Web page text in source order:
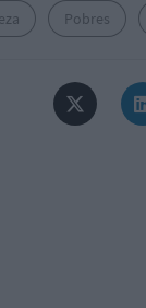
Pobres